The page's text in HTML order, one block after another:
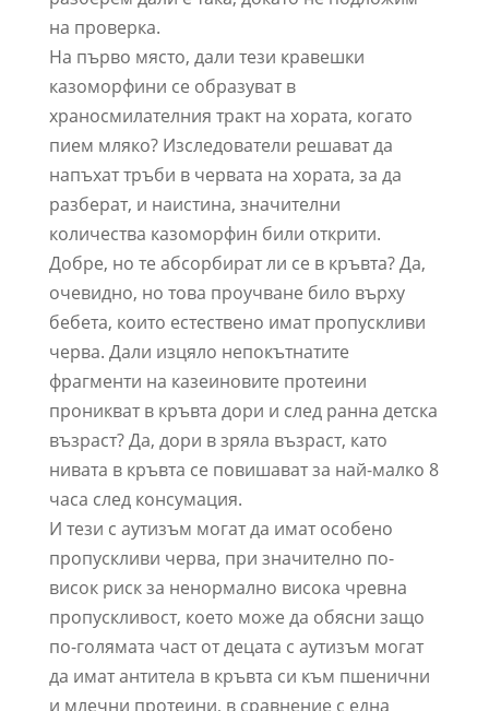
на проверка.
На първо място, дали тези кравешки
казоморфини се образуват в
храносмилателния тракт на хората, когато
пием мляко? Изследователи решават да
напъхат тръби в червата на хората, за да
разберат, и наистина, значителни
количества казоморфин били открити.
Добре, но те абсорбират ли се в кръвта? Да,
очевидно, но това проучване било върху
бебета, които естествено имат пропускливи
черва. Дали изцяло непокътнатите
фрагменти на казеиновите протеини
проникват в кръвта дори и след ранна детска
възраст? Да, дори в зряла възраст, като
нивата в кръвта се повишават за най-малко 8
часа след консумация.
И тези с аутизъм могат да имат особено
пропускливи черва, при значително по-
висок риск за ненормално висока чревна
пропускливост, което може да обясни защо
по-голямата част от децата с аутизъм могат
да имат антитела в кръвта си към пшенични
и млечни протеини, в сравнение с една